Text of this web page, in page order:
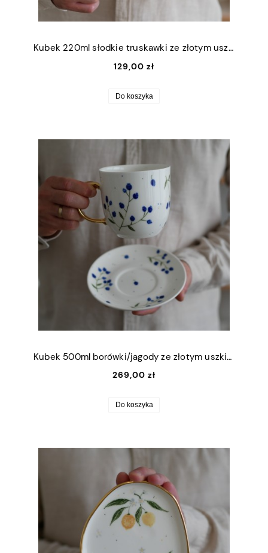
Kubek 220ml słodkie truskawki ze złotym uszkiem
129,00 zł
Do koszyka
Kubek 500ml borówki/jagody ze złotym uszkiem + talerzyk 15cm
269,00 zł
Do koszyka